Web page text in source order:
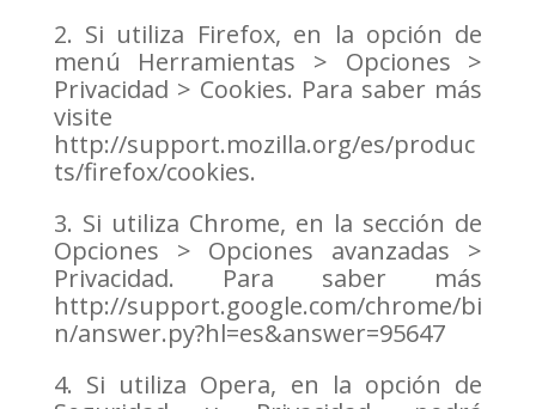
2. Si utiliza Firefox, en la opción de
menú Herramientas > Opciones >
Privacidad > Cookies. Para saber más
visite
http://support.mozilla.org/es/produc
ts/firefox/cookies.
3. Si utiliza Chrome, en la sección de
Opciones > Opciones avanzadas >
Privacidad. Para saber más
http://support.google.com/chrome/bi
n/answer.py?hl=es&answer=95647
4. Si utiliza Opera, en la opción de